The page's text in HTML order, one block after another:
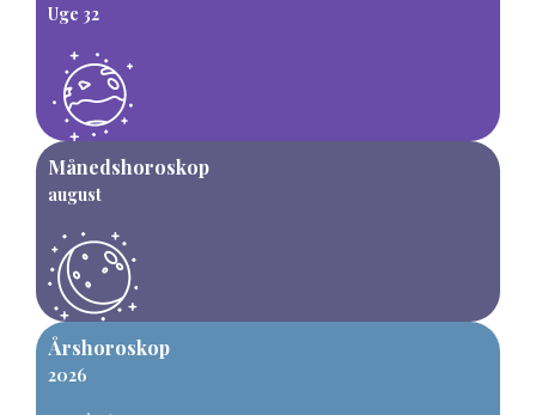
Uge 32
Månedshoroskop
august
Årshoroskop
2026